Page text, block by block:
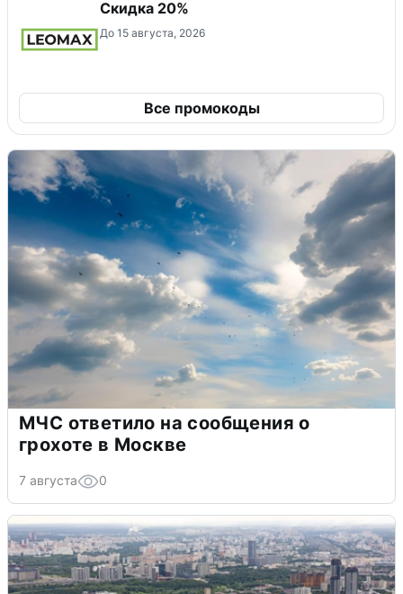
Скидка 20%
До 15 августа, 2026
Все промокоды
МЧС ответило на сообщения о
грохоте в Москве
7 августа 0